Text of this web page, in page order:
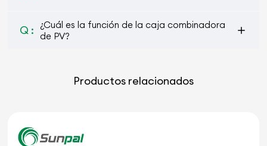
Q :
¿Cuál es la función de la caja combinadora
de PV?
Productos relacionados